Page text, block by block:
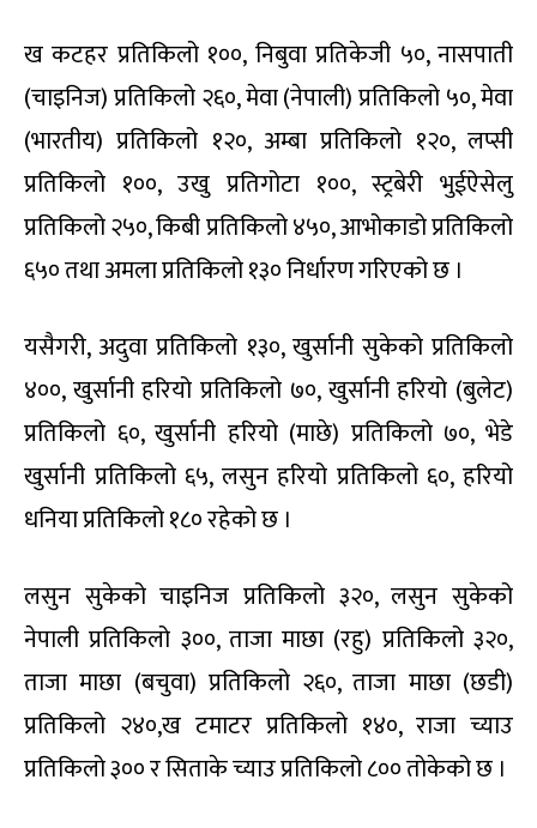
ख कटहर प्रतिकिलो १००, निबुवा प्रतिकेजी ५०, नासपाती
(चाइनिज) प्रतिकिलो २६०, मेवा (नेपाली) प्रतिकिलो ५०, मेवा
(भारतीय) प्रतिकिलो १२०, अम्बा प्रतिकिलो १२०, लप्सी
प्रतिकिलो १००, उखु प्रतिगोटा १००, स्ट्रबेरी भुईऐसेलु
प्रतिकिलो २५०, किबी प्रतिकिलो ४५०, आभोकाडो प्रतिकिलो
६५० तथा अमला प्रतिकिलो १३० निर्धारण गरिएको छ ।
यसैगरी, अदुवा प्रतिकिलो १३०, खुर्सानी सुकेको प्रतिकिलो
४००, खुर्सानी हरियो प्रतिकिलो ७०, खुर्सानी हरियो (बुलेट)
प्रतिकिलो ६०, खुर्सानी हरियो (माछे) प्रतिकिलो ७०, भेडे
खुर्सानी प्रतिकिलो ६५, लसुन हरियो प्रतिकिलो ६०, हरियो
धनिया प्रतिकिलो १८० रहेको छ ।
लसुन सुकेको चाइनिज प्रतिकिलो ३२०, लसुन सुकेको
नेपाली प्रतिकिलो ३००, ताजा माछा (रहु) प्रतिकिलो ३२०,
ताजा माछा (बचुवा) प्रतिकिलो २६०, ताजा माछा (छडी)
प्रतिकिलो २४०,ख टमाटर प्रतिकिलो १४०, राजा च्याउ
प्रतिकिलो ३०० र सिताके च्याउ प्रतिकिलो ८०० तोकेको छ ।